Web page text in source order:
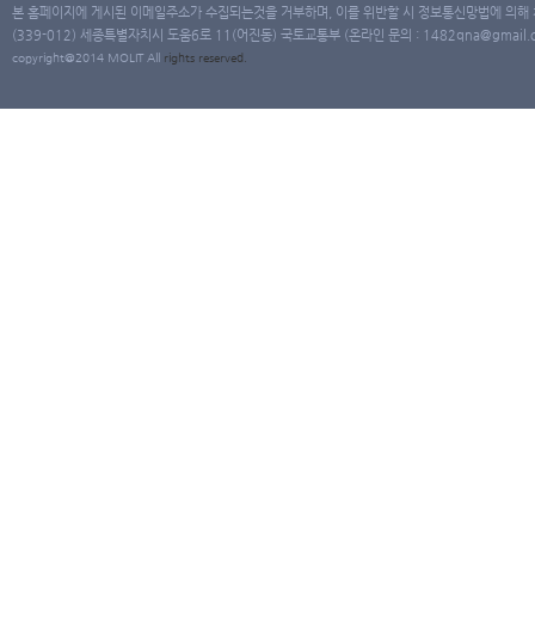
본 홈페이지에 게시된 이메일주소가 수집되는것을 거부하며, 이를 위반할 시 정보통신망법에 의
(339-012) 세종특별자치시 도움6로 11(어진동) 국토교통부 (온라인 문의 :
copyright@2014 MOLIT All rights reserved.